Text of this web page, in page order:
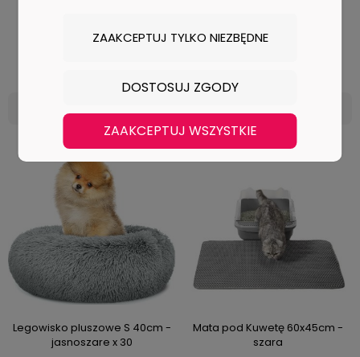
0 ocen
Legowisko pluszowe S 40cm -
jasnoszare x 30
Mata pod Kuwetę 60x45cm -
szara
ZAAKCEPTUJ TYLKO NIEZBĘDNE
DOSTOSUJ ZGODY
ZAAKCEPTUJ WSZYSTKIE